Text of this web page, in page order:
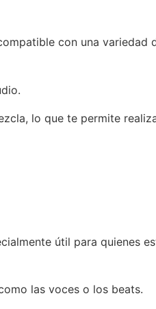
con una variedad
lo que te permite
útil para quienes
las voces o los beats.